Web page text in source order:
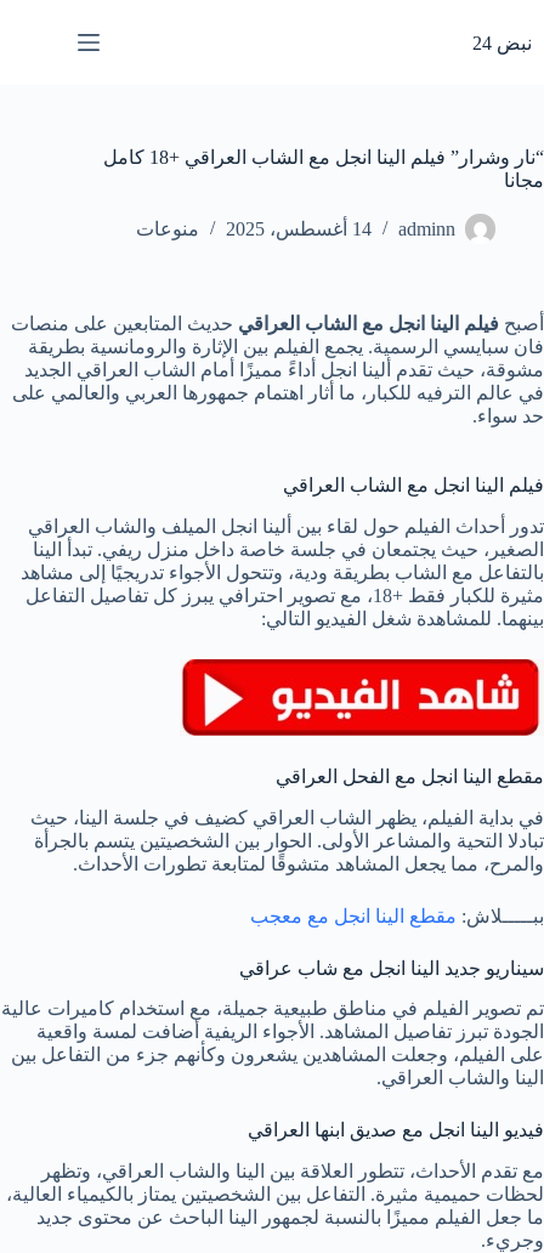
المحتوى
نبض 24
“نار وشرار” فيلم الينا انجل مع الشاب العراقي +18 كامل
مجانا
adminn 14 أغسطس، 2025 منوعات
أصبح فيلم الينا انجل مع الشاب العراقي حديث المتابعين على منصات
فان سبايسي الرسمية. يجمع الفيلم بين الإثارة والرومانسية بطريقة
مشوقة، حيث تقدم ألينا انجل أداءً مميزًا أمام الشاب العراقي الجديد
في عالم الترفيه للكبار، ما أثار اهتمام جمهورها العربي والعالمي على
حد سواء.
فيلم الينا انجل مع الشاب العراقي
تدور أحداث الفيلم حول لقاء بين ألينا انجل الميلف والشاب العراقي
الصغير، حيث يجتمعان في جلسة خاصة داخل منزل ريفي. تبدأ الينا
بالتفاعل مع الشاب بطريقة ودية، وتتحول الأجواء تدريجيًا إلى مشاهد
مثيرة للكبار فقط +18، مع تصوير احترافي يبرز كل تفاصيل التفاعل
بينهما. للمشاهدة شغل الفيديو التالي:
مقطع الينا انجل مع الفحل العراقي
في بداية الفيلم، يظهر الشاب العراقي كضيف في جلسة الينا، حيث
تبادلا التحية والمشاعر الأولى. الحوار بين الشخصيتين يتسم بالجرأة
والمرح، مما يجعل المشاهد متشوقًا لمتابعة تطورات الأحداث.
ببـــــلاش: مقطع الينا انجل مع معجب
سيناريو جديد الينا انجل مع شاب عراقي
تم تصوير الفيلم في مناطق طبيعية جميلة، مع استخدام كاميرات عالية
الجودة تبرز تفاصيل المشاهد. الأجواء الريفية أضافت لمسة واقعية
على الفيلم، وجعلت المشاهدين يشعرون وكأنهم جزء من التفاعل بين
الينا والشاب العراقي.
فيديو الينا انجل مع صديق ابنها العراقي
مع تقدم الأحداث، تتطور العلاقة بين الينا والشاب العراقي، وتظهر
لحظات حميمية مثيرة. التفاعل بين الشخصيتين يمتاز بالكيمياء العالية،
ما جعل الفيلم مميزًا بالنسبة لجمهور الينا الباحث عن محتوى جديد
وجريء.